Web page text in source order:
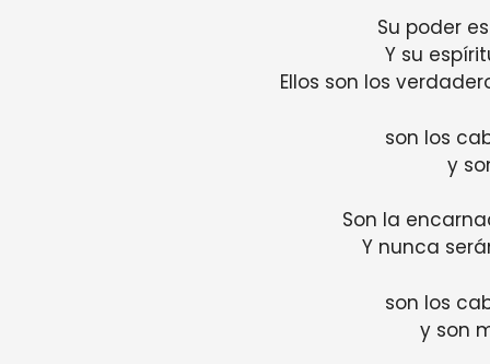
Su poder
Y su
Ellos son los
son los
y
Son la
Y nunca
son los
y son